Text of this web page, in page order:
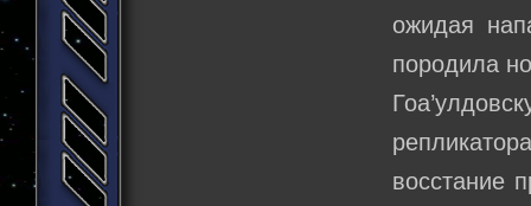
ожидая
породила
восстание